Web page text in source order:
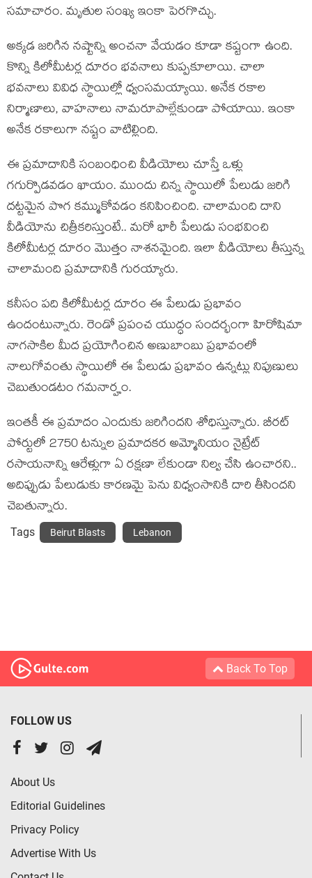
స‌మాచారం. మృతుల సంఖ్య ఇంకా పెర‌గొచ్చు.
అక్క‌డ జ‌రిగిన న‌ష్టాన్ని అంచ‌నా వేయ‌డం కూడా క‌ష్టంగా ఉంది.
కొన్ని కిలోమీట‌ర్ల దూరం భ‌వ‌నాలు కుప్ప‌కూలాయి. చాలా
భ‌వ‌నాలు వివిధ స్థాయిల్లో ధ్వంస‌మ‌య్యాయి. అనేక ర‌కాల
నిర్మాణాలు, వాహ‌నాలు నామ‌రూపాల్లేకుండా పోయాయి. ఇంకా
అనేక ర‌కాలుగా న‌ష్టం వాటిల్లింది.
ఈ ప్ర‌మాదానికి సంబంధించి వీడియోలు చూస్తే ఒళ్లు
గ‌గుర్పొడ‌వ‌డం ఖాయం. ముందు చిన్న స్థాయిలో పేలుడు జ‌రిగి
ద‌ట్ట‌మైన పొగ క‌మ్ముకోవ‌డం క‌నిపించింది. చాలామంది దాని
వీడియోను చిత్రీక‌రిస్తుంటే.. మ‌రో భారీ పేలుడు సంభ‌వించి
కిలోమీట‌ర్ల దూరం మొత్తం నాశ‌న‌మైంది. ఇలా వీడియోలు తీస్తున్న
చాలామంది ప్ర‌మాదానికి గుర‌య్యారు.
క‌నీసం ప‌ది కిలోమీట‌ర్ల దూరం ఈ పేలుడు ప్ర‌భావం
ఉందంటున్నారు. రెండో ప్ర‌పంచ యుద్ధం సందర్భంగా హిరోషిమా
నాగ‌సాకిల మీద ప్ర‌యోగించిన అణుబాంబు ప్ర‌భావంలో
నాలుగోవంతు స్థాయిలో ఈ పేలుడు ప్ర‌భావం ఉన్న‌ట్లు నిపుణులు
చెబుతుండ‌టం గ‌మ‌నార్హం.
ఇంత‌కీ ఈ ప్ర‌మాదం ఎందుకు జ‌రిగింద‌ని శోధిస్తున్నారు. బీరట్
పోర్టులో 2750 ట‌న్నుల ప్ర‌మాద‌క‌ర అమ్మోనియం నైట్రేట్
ర‌సాయ‌నాన్ని ఆరేళ్లుగా ఏ ర‌క్ష‌ణా లేకుండా నిల్వ చేసి ఉంచార‌ని..
అదిప్పుడు పేలుడుకు కార‌ణ‌మై పెను విధ్వంసానికి దారి తీసింద‌ని
చెబ‌తున్నారు.
Tags Beirut Blasts Lebanon
Back To Top
FOLLOW US
About Us
Editorial Guidelines
Privacy Policy
Advertise With Us